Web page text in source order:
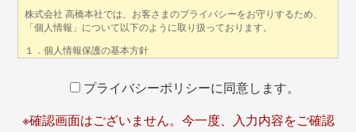
プライバシーポリシーに同意します。
※確認画面はございません。今一度、入力内容をご確認